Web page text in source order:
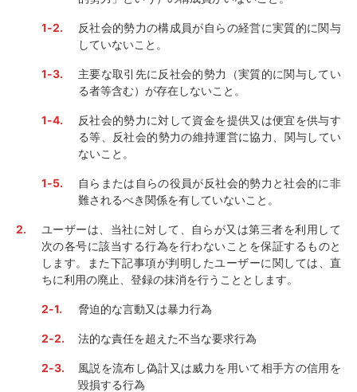
反社会的勢力の構成員が自らの経営に実質的に関与
していないこと。
主要な取引先に反社会的勢力（実質的に関与してい
る者等含む）が存在しないこと。
反社会的勢力に対して資金を提供又は便宜を供与す
る等、反社会的勢力の維持運営に協力、関与してい
ないこと。
自らまたは自らの役員が反社会的勢力と社会的に非
難されるべき関係を有していないこと。
ユーザーは、当社に対して、自らが又は第三者を利用して
次の各号に該当する行為を行わないことを保証するものと
します。また下記事項が判明したユーザーに関しては、直
ちに利用の廃止、登録の抹消を行うこととします。
脅迫的な言動又は暴力行為
法的な責任を超えた不当な要求行為
風説を流布し偽計又は威力を用いて相手方の信用を
毀損する行為